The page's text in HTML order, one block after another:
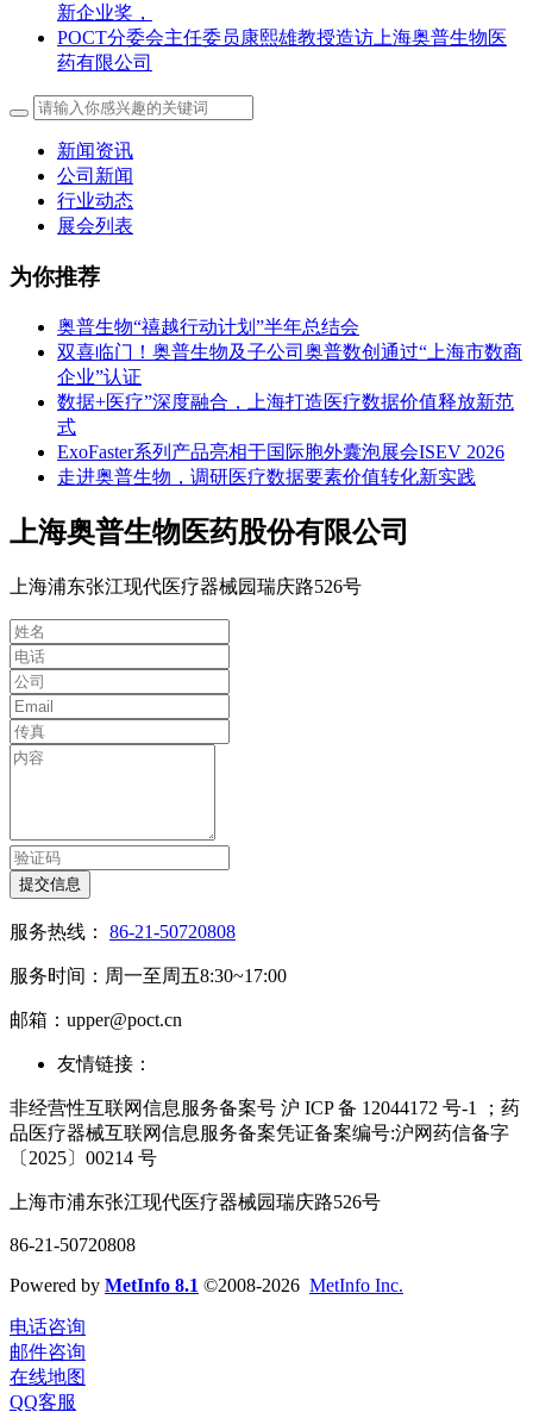
新企业奖，
POCT分委会主任委员康熙雄教授造访上海奥普生物医
药有限公司
新闻资讯
公司新闻
行业动态
展会列表
为你推荐
奥普生物“禧越行动计划”半年总结会
双喜临门！奥普生物及子公司奥普数创通过“上海市数商
企业”认证
数据+医疗”深度融合，上海打造医疗数据价值释放新范
式
ExoFaster系列产品亮相于国际胞外囊泡展会ISEV 2026
走进奥普生物，调研医疗数据要素价值转化新实践
上海奥普生物医药股份有限公司
上海浦东张江现代医疗器械园瑞庆路526号
提交信息
服务热线： 86-21-50720808
服务时间：周一至周五8:30~17:00
邮箱：upper@poct.cn
友情链接：
非经营性互联网信息服务备案号 沪 ICP 备 12044172 号-1 ；药
品医疗器械互联网信息服务备案凭证备案编号:沪网药信备字
〔2025〕00214 号
上海市浦东张江现代医疗器械园瑞庆路526号
86-21-50720808
Powered by MetInfo 8.1 ©2008-2026 MetInfo Inc.
电话咨询
邮件咨询
在线地图
QQ客服